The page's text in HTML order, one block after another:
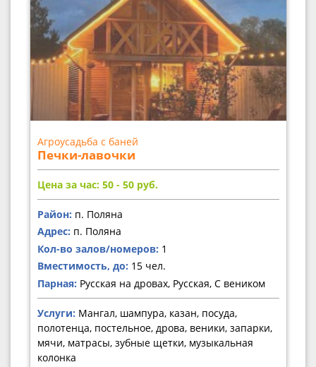
Агроусадьба с баней
Печки-лавочки
Цена за час: 50 - 50 руб.
Район: п. Поляна
Адрес: п. Поляна
Кол-во залов/номеров: 1
Вместимость, до: 15 чел.
Парная: Русская на дровах, Русская, С веником
Услуги: Мангал, шампура, казан, посуда,
полотенца, постельное, дрова, веники, запарки,
мячи, матрасы, зубные щетки, музыкальная
колонка